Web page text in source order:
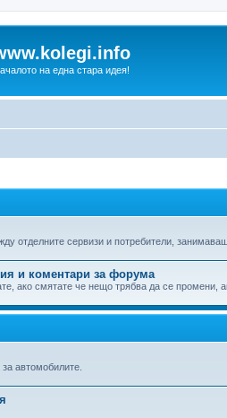
на една стара идея!
отделните сервизи и потребители,
и коментари за форума
ако смятате че нещо трябва да се промени,
автомобилите.